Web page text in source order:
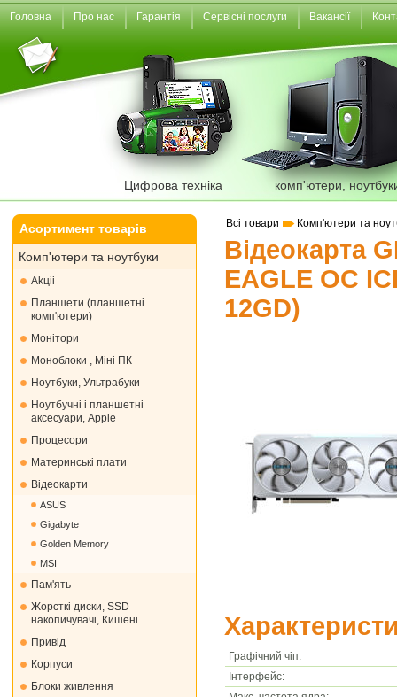
Головна Про нас Гарантія Сервісні послуги Вакансії
Цифрова техніка комп'ютери,
Асортимент товарів
Комп'ютери та ноутбуки
Akціі
Планшети (планшетні
комп'ютери)
Монiтори
Моноблоки , Міні ПК
Ноутбуки, Ультрабуки
Ноутбучні і планшетні
аксесуари, Apple
Процесори
Материнські плати
Відеокарти
ASUS
Gigabyte
Golden Memory
MSI
Пам'ять
Жорсткі диски, SSD
накопичувачі, Кишені
Привід
Корпуси
Блоки живлення
Всі товари Комп'ютери та
Відеокарта
EAGLE OC
12GD)
Графічний чіп:
Інтерфейс: